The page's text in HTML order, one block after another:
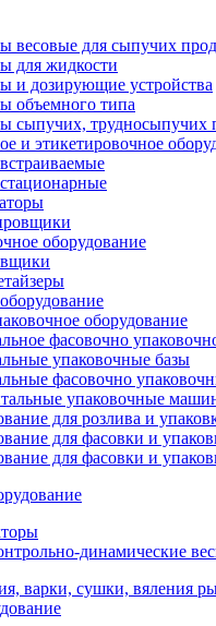
весовые для сыпучих
для жидкости
и дозирующие устройства
объемного типа
сыпучих, трудносыпучих
и этикетировочное
оборудование
оборудование
фасовочно
упаковочные базы
фасовочно
упаковочные
для розлива и
для фасовки и
для фасовки и
динамические
варки, сушки, вяления